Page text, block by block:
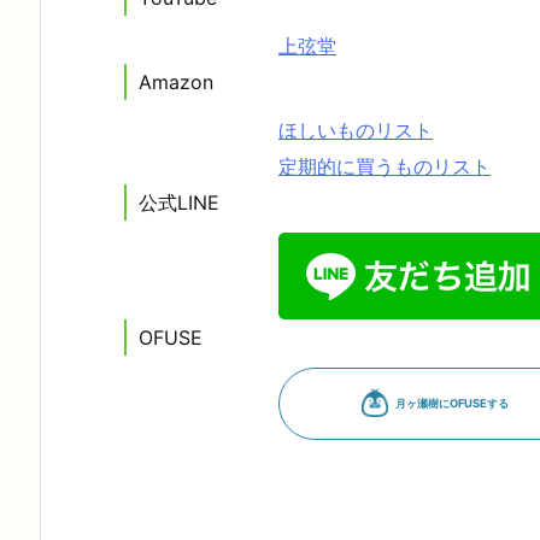
上弦堂
Amazon
ほしいものリスト
定期的に買うものリスト
公式LINE
OFUSE